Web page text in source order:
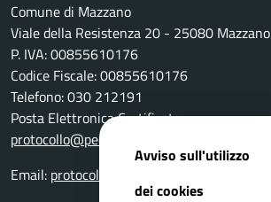
Comune di Mazzano
Viale della Resistenza 20 - 25080 Mazzano
P. IVA: 00855610176
Codice Fiscale: 00855610176
Telefono: 030 212191
Posta Elettronica Certificata:
protocollo@pec.comune.mazzano.bs.it
Email: protocollo@comune.mazzano.bs.it
Avviso sull'utilizzo
dei cookies